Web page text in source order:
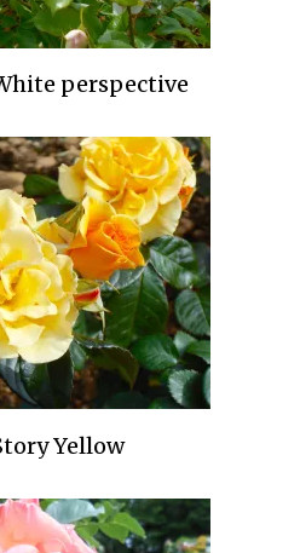
perspective
Yellow